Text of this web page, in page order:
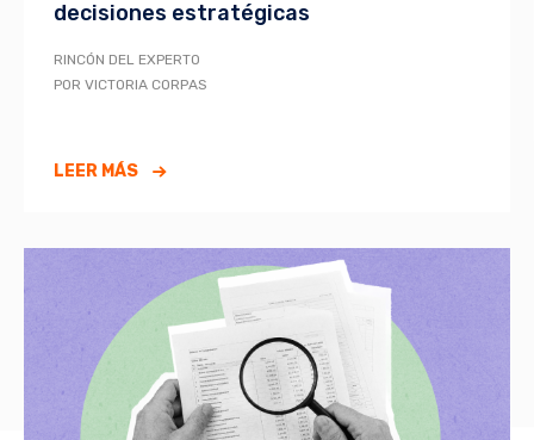
decisiones estratégicas
RINCÓN DEL EXPERTO
POR VICTORIA CORPAS
LEER MÁS